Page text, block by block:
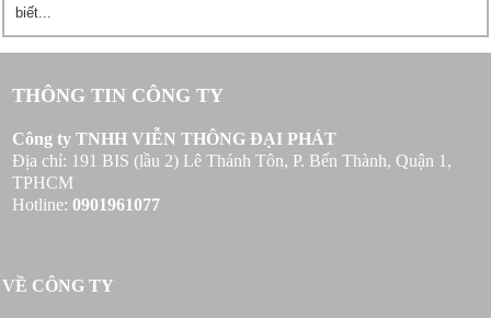
biết...
THÔNG TIN CÔNG TY
Công ty TNHH VIỄN THÔNG ĐẠI PHÁT
Địa chỉ: 191 BIS (lầu 2) Lê Thánh Tôn, P. Bến Thành, Quận 1,
TPHCM
Hotline:0901961077
VỀ CÔNG TY